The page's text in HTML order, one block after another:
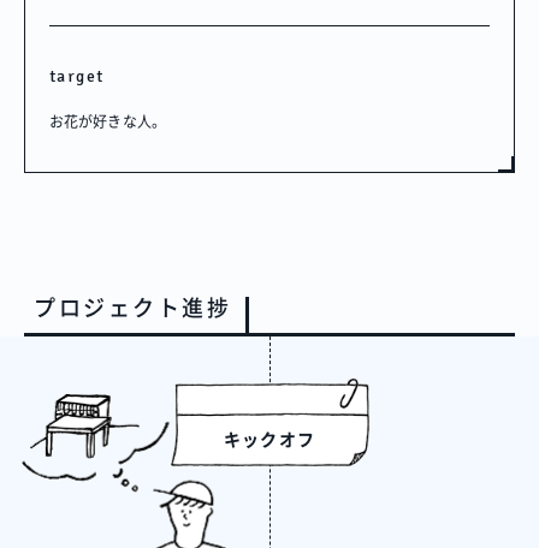
target
お花が好きな人。
プロジェクト進捗
キックオフ